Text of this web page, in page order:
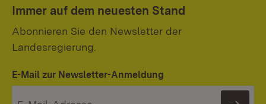
Immer auf dem neuesten Stand
Abonnieren Sie den Newsletter der
Landesregierung.
E-Mail zur Newsletter-Anmeldung